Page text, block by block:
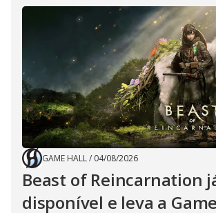
GAME HALL/ 04/08/2026
Beast of Reincarnation
disponível e leva a